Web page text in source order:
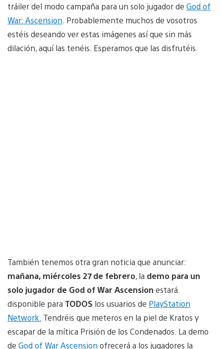
tráiler del modo campaña para un solo jugador de God of
War: Ascension . Probablemente muchos de vosotros
estéis deseando ver estas imágenes así que sin más
dilación, aquí las tenéis. Esperamos que las disfrutéis.
También tenemos otra gran noticia que anunciar:
mañana, miércoles 27 de febrero, la demo para un
solo jugador de God of War Ascension estará
disponible para TODOS los usuarios de PlayStation
Network. Tendréis que meteros en la piel de Kratos y
escapar de la mítica Prisión de los Condenados. La demo
de God of War Ascension ofrecerá a los jugadores la